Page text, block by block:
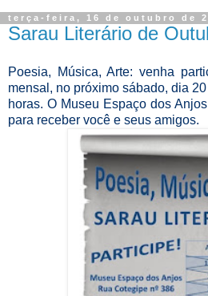
terça-feira, 16 de outubro de
Sarau Literário de
Poesia, Música, Arte: venha
mensal, no próximo sábado, dia
horas. O Museu Espaço dos
para receber você e seus amigos.